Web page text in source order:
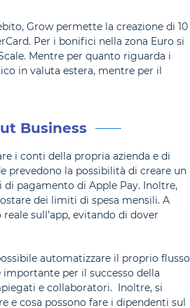
Grow permette la creazione di 10
Per i bonifici nella zona Euro si
Mentre per quanto riguarda i
in valuta estera, mentre per il
Business
i conti della propria azienda e di
prevedono la possibilità di creare un
pagamento di Apple Pay. Inoltre,
dei limiti di spesa mensili. A
sull’app, evitando di dover
automatizzare il proprio flusso
per il successo della
e collaboratori. Inoltre, si
e cosa possono fare i dipendenti sul